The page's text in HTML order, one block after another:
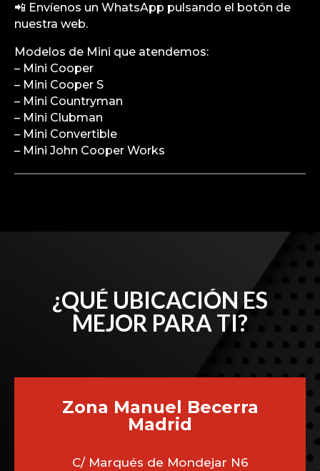
📲 Envíenos un WhatsApp pulsando el botón de
nuestra web.
Modelos de Mini que atendemos:
– Mini Cooper
– Mini Cooper S
– Mini Countryman
– Mini Clubman
– Mini Convertible
– Mini John Cooper Works
¿QUÉ UBICACIÓN ES
MEJOR PARA TI?
Zona Manuel Becerra
Madrid
C/ Marqués de Mondejar N6